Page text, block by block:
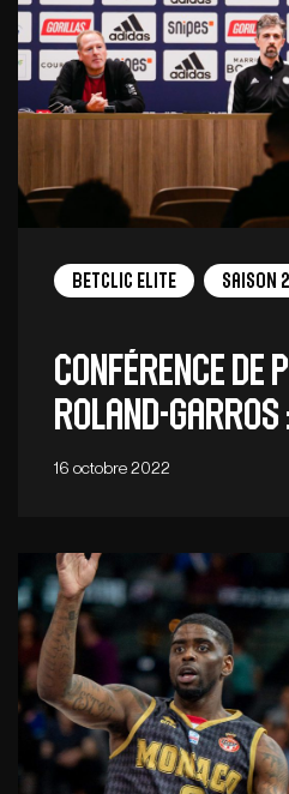
Betclic Elite Saison
Conférence de
Roland-
16 octobre 2022